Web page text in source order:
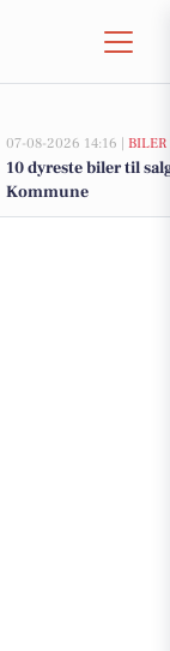
07-08-2026 14:16 | BILER
10 dyreste biler til
Kommune
køberen og 4 andre